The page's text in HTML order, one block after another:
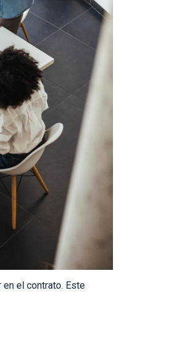
en el contrato. Este